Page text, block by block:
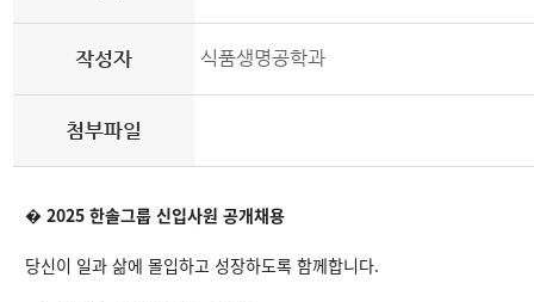
작성자 식품생명공학과
첨부파일
�2025 한솔그룹 신입사원 공개채용
당신이 일과 삶에 몰입하고 성장하도록 함께합니다.